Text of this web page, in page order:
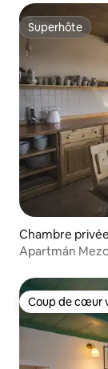
Superhôte
Superhôte
Chambre
Coup de cœur
Coup de cœur